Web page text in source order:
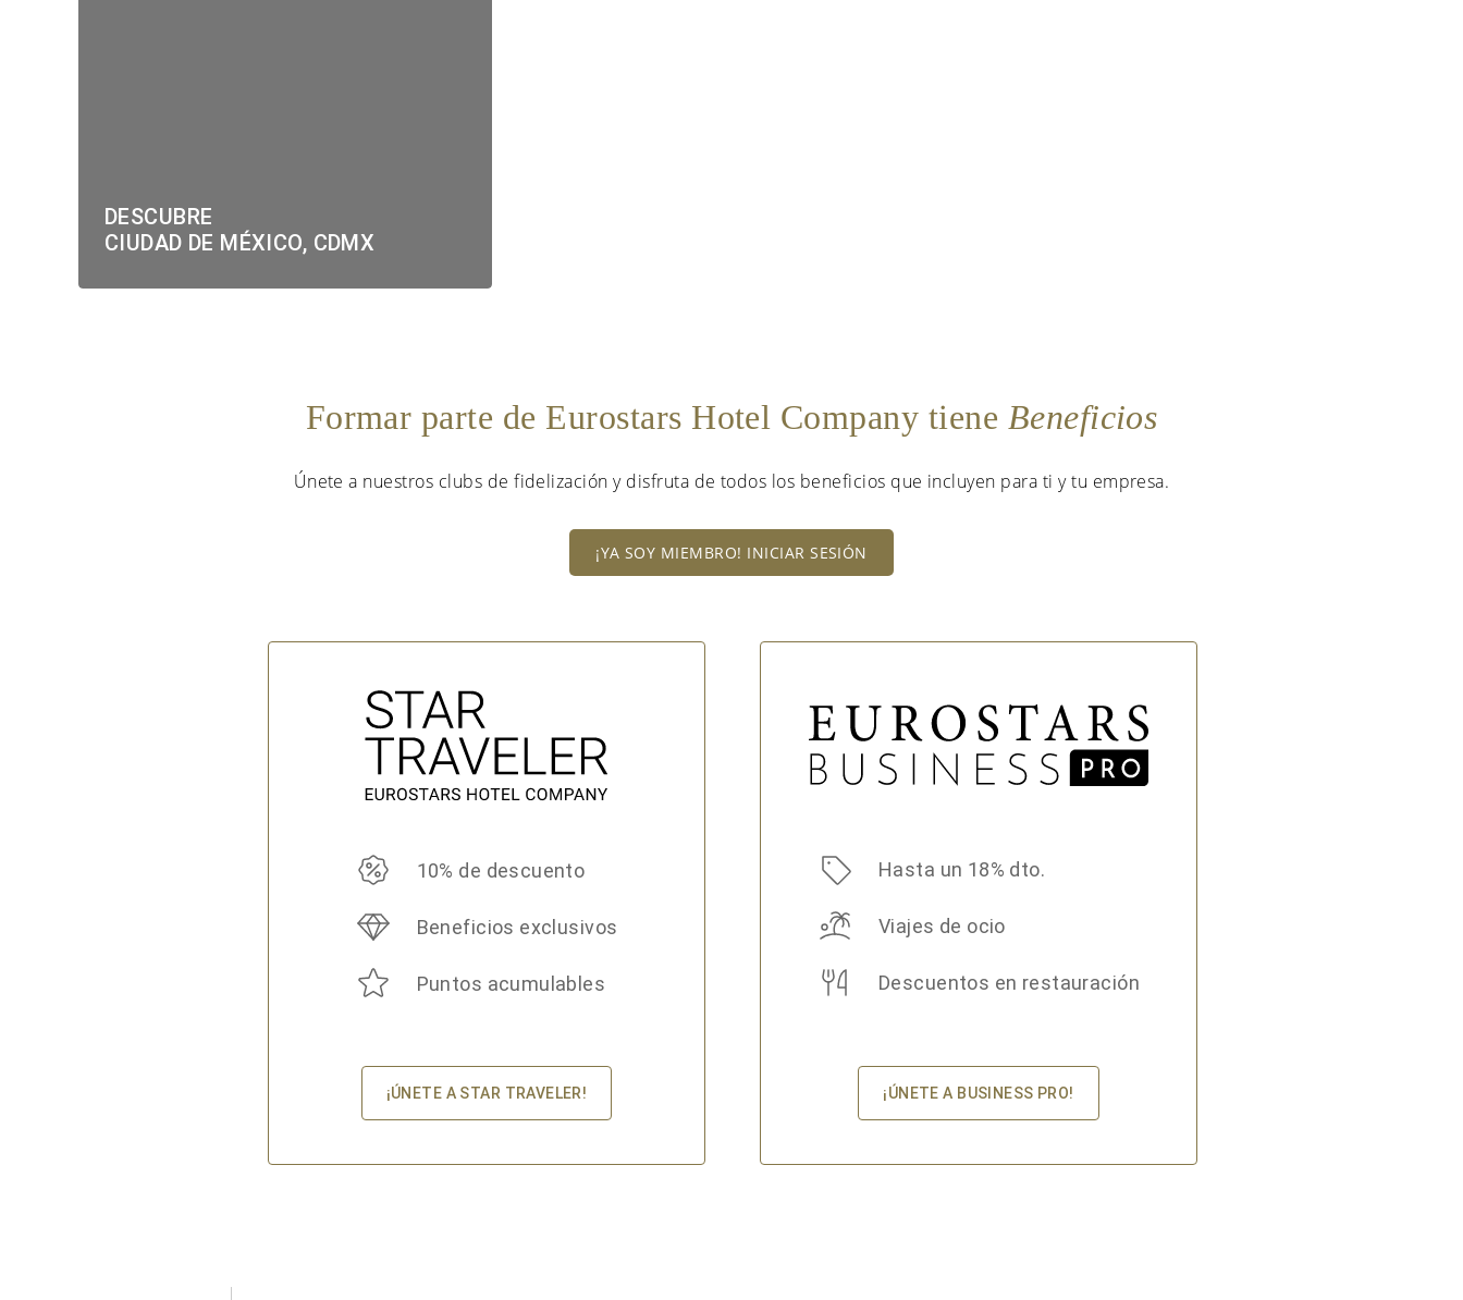
DESCUBRE
CIUDAD DE MÉXICO, CDMX
Formar parte de Eurostars Hotel Company tiene Beneficios
Únete a nuestros clubs de fidelización y disfruta de todos los beneficios que incluyen para ti y tu empresa.
¡YA SOY MIEMBRO! INICIAR SESIÓN
10% de descuento
Beneficios exclusivos
Puntos acumulables
¡ÚNETE A STAR TRAVELER!
Hasta un 18% dto.
Viajes de ocio
Descuentos en restauración
¡ÚNETE A BUSINESS PRO!